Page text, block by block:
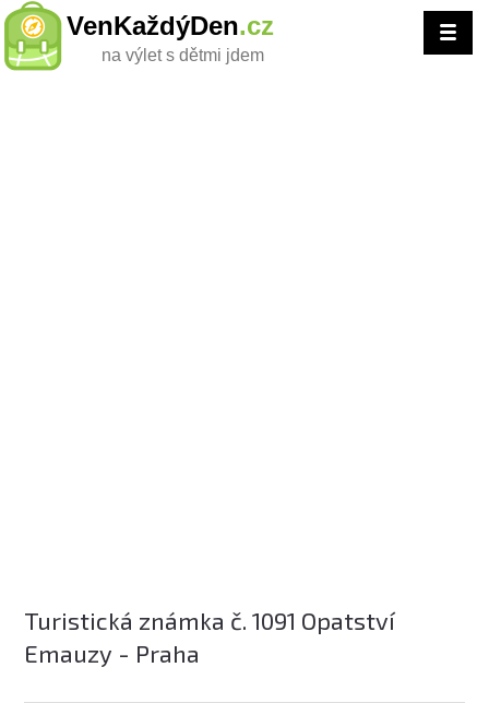
VenKaždýDen.cz
na výlet s dětmi jdem
Turistická známka č. 1091 Opatství
Emauzy - Praha